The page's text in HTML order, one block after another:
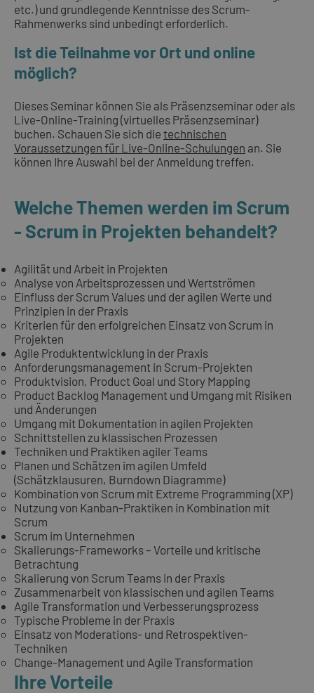
etc.) und grundlegende Kenntnisse des Scrum-
Rahmenwerks sind unbedingt erforderlich.
Ist die Teilnahme vor Ort und online
möglich?
Dieses Seminar können Sie als Präsenzseminar oder als
Live-Online-Training (virtuelles Präsenzseminar)
buchen. Schauen Sie sich die technischen
Voraussetzungen für Live-Online-Schulungen an. Sie
können Ihre Auswahl bei der Anmeldung treffen.
Welche Themen werden im Scrum
- Scrum in Projekten behandelt?
Agilität und Arbeit in Projekten
Analyse von Arbeitsprozessen und Wertströmen
Einfluss der Scrum Values und der agilen Werte und
Prinzipien in der Praxis
Kriterien für den erfolgreichen Einsatz von Scrum in
Projekten
Agile Produktentwicklung in der Praxis
Anforderungsmanagement in Scrum-Projekten
Produktvision, Product Goal und Story Mapping
Product Backlog Management und Umgang mit Risiken
und Änderungen
Umgang mit Dokumentation in agilen Projekten
Schnittstellen zu klassischen Prozessen
Techniken und Praktiken agiler Teams
Planen und Schätzen im agilen Umfeld
(Schätzklausuren, Burndown Diagramme)
Kombination von Scrum mit Extreme Programming (XP)
Nutzung von Kanban-Praktiken in Kombination mit
Scrum
Scrum im Unternehmen
Skalierungs-Frameworks – Vorteile und kritische
Betrachtung
Skalierung von Scrum Teams in der Praxis
Zusammenarbeit von klassischen und agilen Teams
Agile Transformation und Verbesserungsprozess
Typische Probleme in der Praxis
Einsatz von Moderations- und Retrospektiven-
Techniken
Change-Management und Agile Transformation
Ihre Vorteile